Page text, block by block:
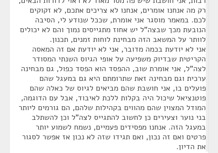
רק מה אנחנו אומרים, אנחנו לא צריכים אתכם, לא זקוקים
לכם. במאמר מוסגר אני אומרת, שככל שנודע לי, הסיבה
הנובעת מכך שבצה"ל יש אחוז מתגייסים נמוך והם לא יכולים
לוותר על המשאב הזה מבחינת לוחות זמנים, תכנון.
אני לא יודעת בכמה מדובר, אני לא יודעת אם זה המאסה
הקריטית שבדיוק משפיעה על אופי הגיוס השנתי המסודר
לצה"ל, אני אומרת שוב, ההפסד הוא הפסד כפול, גם מבחינה
ערכית וגם מבחינה זאת שתרומתם היא גם במעגל שהם
פועלים בו, אני חושבת שהם מביאים לגיוס של כאלה שהם
פוטנציאל שיכול היה בקלות ללכת לאיבוד, אבל עם הדוגמה,
המודל המצוין שהם מהווים בקהילות שלהם, הם גורמים ליותר
בני נוער וצעירים כן לחשוב להתגייס לצה"ל וכן להשתלב
במעגל הזה. אנחנו מפסידים פעמיים, נשמח לשמוע יותר
פרטים ואם זה נכון, ואם תגידו שזה לא נכון אז אפשר לסגור
את הדיון.